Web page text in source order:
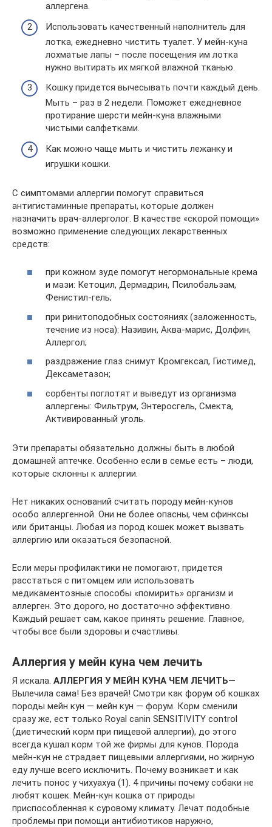
аллергена.
Использовать качественный наполнитель для
лотка, ежедневно чистить туалет. У мейн-куна
лохматые лапы – после посещения им лотка
нужно вытирать их мягкой влажной тканью.
Кошку придется вычесывать почти каждый день.
Мыть – раз в 2 недели. Поможет ежедневное
протирание шерсти мейн-куна влажными
чистыми салфетками.
Как можно чаще мыть и чистить лежанку и
игрушки кошки.
С симптомами аллергии помогут справиться
антигистаминные препараты, которые должен
назначить врач-аллерголог. В качестве «скорой помощи»
возможно применение следующих лекарственных
средств:
при кожном зуде помогут негормональные крема
и мази: Кетоцил, Дермадрин, Псилобальзам,
Фенистил-гель;
при ринитоподобных состояниях (заложенность,
течение из носа): Називин, Аква-марис, Долфин,
Аллергол;
раздражение глаз снимут Кромгексал, Гистимед,
Дексаметазон;
сорбенты поглотят и выведут из организма
аллергены: Фильтрум, Энтеросгель, Смекта,
Активированный уголь.
Эти препараты обязательно должны быть в любой
домашней аптечке. Особенно если в семье есть – люди,
которые склонны к аллергии.
Нет никаких оснований считать породу мейн-кунов
особо аллергенной. Они не более опасны, чем сфинксы
или британцы. Любая из пород кошек может вызвать
аллергию или оказаться безопасной.
Если меры профилактики не помогают, придется
расстаться с питомцем или использовать
медикаментозные способы «помирить» организм и
аллерген. Это дорого, но достаточно эффективно.
Каждый решает сам, какое принять решение. Главное,
чтобы все были здоровы и счастливы.
Аллергия у мейн куна чем лечить
Я искала. АЛЛЕРГИЯ У МЕЙН КУНА ЧЕМ ЛЕЧИТЬ—
Вылечила сама! Без врачей! Смотри как форум об кошках
породы мейн кун — мейн кун — форум. Корм сменили
сразу же, ест только Royal canin SENSITIVITY control
(диетический корм при пищевой аллергии), до этого
всегда кушал корм той же фирмы для кунов. Порода
мейн-кун не страдает пищевыми аллергиями, но жирную
еду лучше всего исключить. Почему возникает и как
лечить понос у чихуахуа (1). 4 причины почему собаки не
любят кошек. Мейн-кун кошка от природы
приспособленная к суровому климату. Лечат подобные
проблемы при помощи антибиотиков наружно,